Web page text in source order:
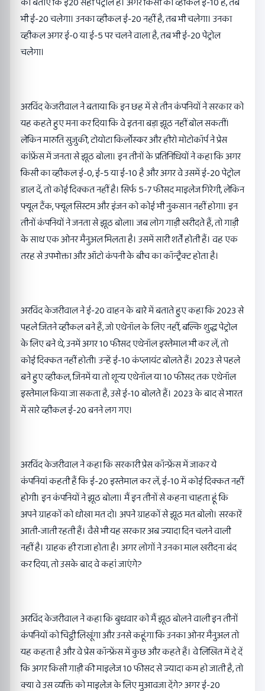
भी ई-20 चलेगा। उनका व्हीकल ई-20 नहीं है, तब भी चलेगा। उनका
व्हीकल अगर ई-0 या ई-5 पर चलने वाला है, तब भी ई-20 पेट्रोल
चलेगा।
अरविंद केजरीवाल ने बताया कि इन छह में से तीन कंपनियों ने सरकार को
यह कहते हुए मना कर दिया कि वे इतना बड़ा झूठ नहीं बोल सकतीं।
लेकिन मारुति सुजुकी, टोयोटा किर्लाेस्कर और हीरो मोटोकॉर्प ने प्रेस
कांफ्रेंस में जनता से झूठ बोला। इन तीनों के प्रतिनिधियों ने कहा कि अगर
किसी का व्हीकल ई-0, ई-5 या ई-10 है और अगर वे उसमें ई-20 पेट्रोल
डाल दें, तो कोई दिक्कत नहीं है। सिर्फ 5-7 फीसद माइलेज गिरेगी, लेकिन
फ्यूल टैंक, फ्यूल सिस्टम और इंजन को कोई भी नुकसान नहीं होगा। इन
तीनों कंपनियों ने जनता से झूठ बोला। जब लोग गाड़ी खरीदते हैं, तो गाड़ी
के साथ एक ओनर मैनुअल मिलता है। उसमें सारी शर्तें होती हैं। वह एक
तरह से उपभोक्ता और ऑटो कंपनी के बीच का कॉन्ट्रैक्ट होता है।
अरविंद केजरीवाल ने ई-20 वाहन के बारे में बताते हुए कहा कि 2023 से
पहले जितने व्हीकल बने हैं, जो एथेनॉल के लिए नहीं, बल्कि शुद्ध पेट्रोल
के लिए बने थे, उनमें अगर 10 फीसद एथेनॉल इस्तेमाल भी कर लें, तो
कोई दिक्कत नहीं होती। उन्हें ई-10 कंप्लायंट बोलते हैं। 2023 से पहले
बने हुए व्हीकल, जिनमें या तो शून्य एथेनॉल या 10 फीसद तक एथेनॉल
इस्तेमाल किया जा सकता है, उसे ई-10 बोलते हैं। 2023 के बाद से भारत
में सारे व्हीकल ई-20 बनने लग गए।
अरविंद केजरीवाल ने कहा कि सरकारी प्रेस कॉन्फ्रेंस में जाकर ये
कंपनियां कहती हैं कि ई-20 इस्तेमाल कर लें, ई-10 में कोई दिक्कत नहीं
होगी। इन कंपनियों ने झूठ बोला। मैं इन तीनों से कहना चाहता हूं कि
अपने ग्राहकों को धोखा मत दो। अपने ग्राहकों से झूठ मत बोलो। सरकारें
आती-जाती रहती हैं। वैसे भी यह सरकार अब ज्यादा दिन चलने वाली
नहीं है। ग्राहक ही राजा होता है। अगर लोगों ने उनका माल खरीदना बंद
कर दिया, तो उसके बाद वे कहां जाएंगे?
अरविंद केजरीवाल ने कहा कि बुधवार को मैं झूठ बोलने वाली इन तीनों
कंपनियों को चिट्ठी लिखूंगा और उनसे कहूंगा कि उनका ओनर मैनुअल तो
यह कहता है और वे प्रेस कॉन्फ्रेंस में कुछ और कहते हैं। वे लिखित में दे दें
कि अगर किसी गाड़ी की माइलेज 10 फीसद से ज्यादा कम हो जाती है, तो
क्या वे उस व्यक्ति को माइलेज के लिए मुआवजा देंगे? अगर ई-20